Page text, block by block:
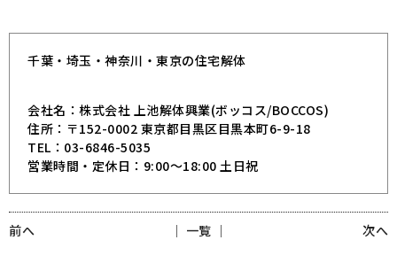
千葉・埼玉・神奈川・東京の住宅解体
会社名：株式会社 上池解体興業(ボッコス/BOCCOS)
住所：〒152-0002 東京都目黒区目黒本町6-9-18
TEL：03-6846-5035
営業時間・定休日：9:00～18:00 土日祝
前へ 次へ
│ 一覧 │